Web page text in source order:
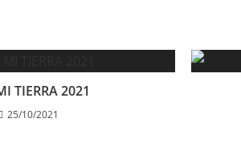
TIERRA 2021
25/10/2021